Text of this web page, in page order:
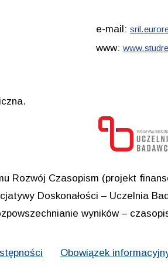
e-mail:
www:
Rozwój Czasopism (projekt
Doskonałości – Uczelnia
wyników –
Obowiązek